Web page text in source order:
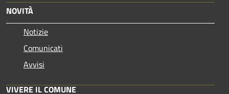
NOVITÀ
Notizie
Comunicati
Avvisi
VIVERE IL COMUNE